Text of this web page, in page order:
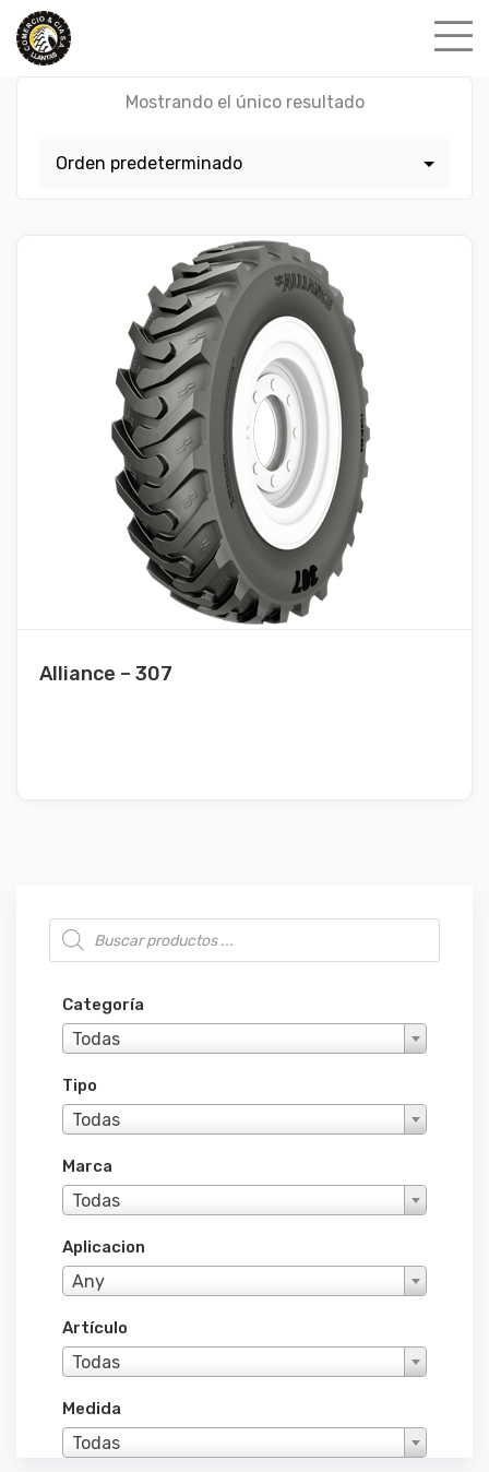
Skip
content
Mostrando el único resultado
Búsqueda de productos
Categoría
Todas
Tipo
Todas
Marca
Todas
Aplicacion
Any
Artículo
Todas
Medida
Todas
Alliance – 307